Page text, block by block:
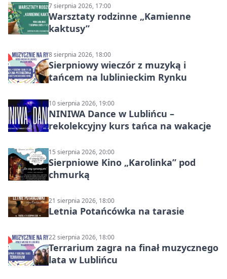
7 sierpnia 2026, 17:00
Warsztaty rodzinne „Kamienne
kaktusy”
8 sierpnia 2026, 18:00
Sierpniowy wieczór z muzyką i
tańcem na lublinieckim Rynku
10 sierpnia 2026, 19:00
NINIWA Dance w Lublińcu –
rekolekcyjny kurs tańca na wakacje
15 sierpnia 2026, 20:00
Sierpniowe Kino „Karolinka” pod
chmurką
21 sierpnia 2026, 18:00
Letnia Potańcówka na tarasie
22 sierpnia 2026, 18:00
Terrarium zagra na finał muzycznego
lata w Lublińcu